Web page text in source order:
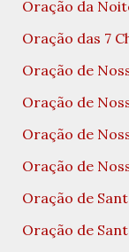
Oração da
Oração das 7
Oração de
Oração de
Oração de
Oração de
Oração de
Oração de